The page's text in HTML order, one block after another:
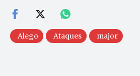
Alego Ataques major